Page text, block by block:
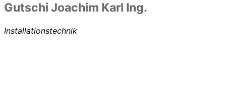
Gutschi Joachim Karl Ing.
Installationstechnik